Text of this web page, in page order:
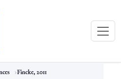
(eBL)
Fincke, 2011